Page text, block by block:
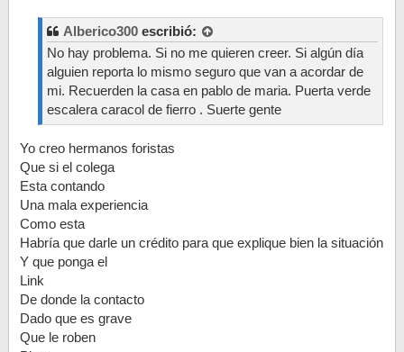
Alberico300 escribió:
No hay problema. Si no me quieren creer. Si algún día
alguien reporta lo mismo seguro que van a acordar de
mi. Recuerden la casa en pablo de maria. Puerta verde
escalera caracol de fierro . Suerte gente
Yo creo hermanos foristas
Que si el colega
Esta contando
Una mala experiencia
Como esta
Habría que darle un crédito para que explique bien la situación
Y que ponga el
Link
De donde la contacto
Dado que es grave
Que le roben